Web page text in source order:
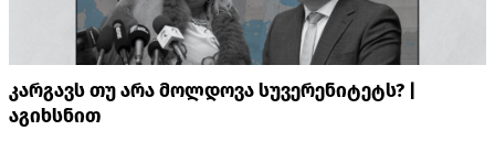
კარგავს თუ არა მოლდოვა სუვერენიტეტს? |
აგიხსნით